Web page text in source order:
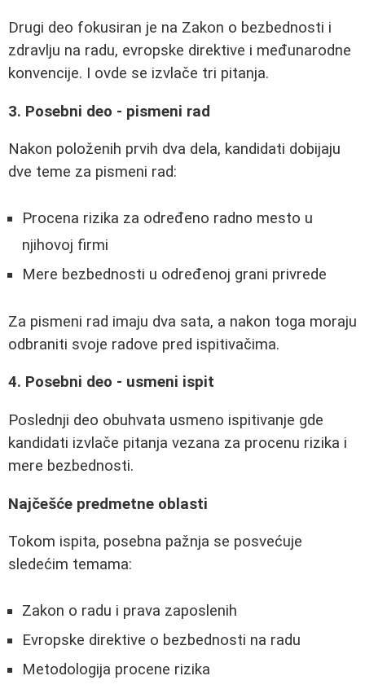
Drugi deo fokusiran je na Zakon o bezbednosti i
zdravlju na radu, evropske direktive i međunarodne
konvencije. I ovde se izvlače tri pitanja.
3. Posebni deo - pismeni rad
Nakon položenih prvih dva dela, kandidati dobijaju
dve teme za pismeni rad:
Procena rizika za određeno radno mesto u
njihovoj firmi
Mere bezbednosti u određenoj grani privrede
Za pismeni rad imaju dva sata, a nakon toga moraju
odbraniti svoje radove pred ispitivačima.
4. Posebni deo - usmeni ispit
Poslednji deo obuhvata usmeno ispitivanje gde
kandidati izvlače pitanja vezana za procenu rizika i
mere bezbednosti.
Najčešće predmetne oblasti
Tokom ispita, posebna pažnja se posvećuje
sledećim temama:
Zakon o radu i prava zaposlenih
Evropske direktive o bezbednosti na radu
Metodologija procene rizika